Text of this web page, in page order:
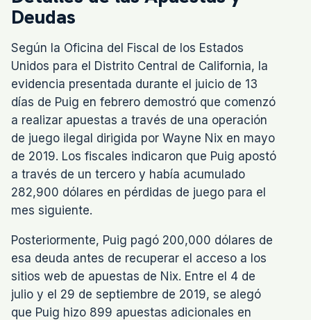
Deudas
Según la Oficina del Fiscal de los Estados
Unidos para el Distrito Central de California, la
evidencia presentada durante el juicio de 13
días de Puig en febrero demostró que comenzó
a realizar apuestas a través de una operación
de juego ilegal dirigida por Wayne Nix en mayo
de 2019. Los fiscales indicaron que Puig apostó
a través de un tercero y había acumulado
282,900 dólares en pérdidas de juego para el
mes siguiente.
Posteriormente, Puig pagó 200,000 dólares de
esa deuda antes de recuperar el acceso a los
sitios web de apuestas de Nix. Entre el 4 de
julio y el 29 de septiembre de 2019, se alegó
que Puig hizo 899 apuestas adicionales en